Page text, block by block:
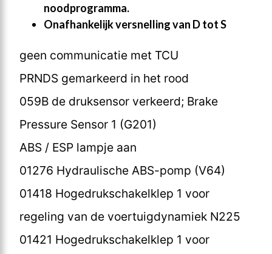
noodprogramma.
Onafhankelijk versnelling van D tot S
geen communicatie met TCU
PRNDS gemarkeerd in het rood
059B de druksensor verkeerd; Brake
Pressure Sensor 1 (G201)
ABS / ESP lampje aan
01276 Hydraulische ABS-pomp (V64)
01418 Hogedrukschakelklep 1 voor
regeling van de voertuigdynamiek N225
01421 Hogedrukschakelklep 1 voor